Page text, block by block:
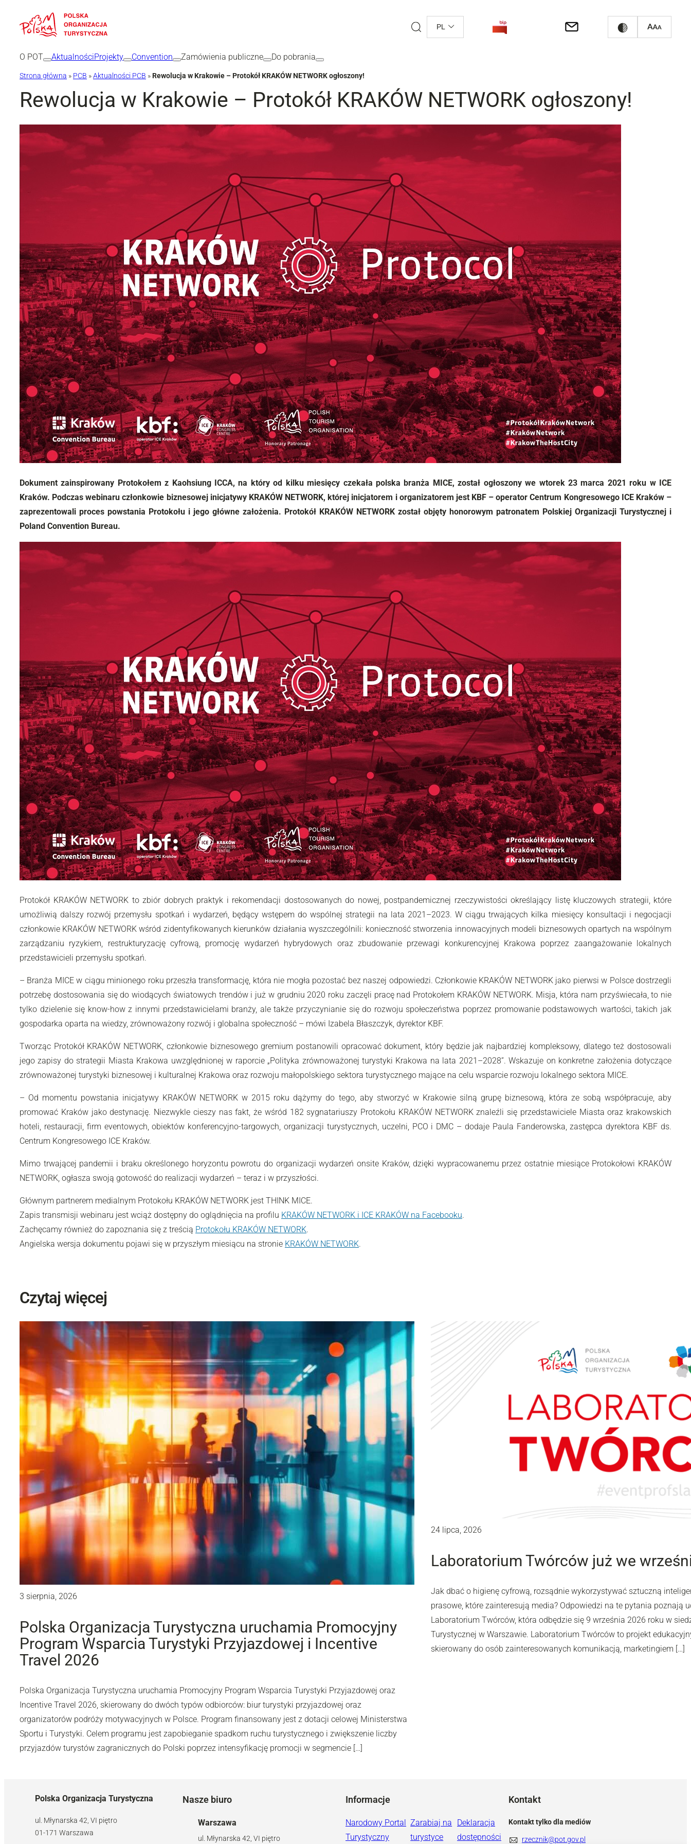
PL
O POT AktualnościProjekty Convention Zamówienia publiczne Do pobrania
Strona główna » PCB »Aktualności PCB »Rewolucja w Krakowie – Protokół KRAKÓW NETWORK ogłoszony!
Rewolucja w Krakowie – Protokół KRAKÓW NETWORK ogłoszony!
Dokument zainspirowany Protokołem z Kaohsiung ICCA, na który od kilku miesięcy czekała polska branża MICE, został ogłoszony we wtorek 23 marca 2021 roku w ICE
Kraków. Podczas webinaru członkowie biznesowej inicjatywy KRAKÓW NETWORK, której inicjatorem i organizatorem jest KBF – operator Centrum Kongresowego ICE Kraków –
zaprezentowali proces powstania Protokołu i jego główne założenia. Protokół KRAKÓW NETWORK został objęty honorowym patronatem Polskiej Organizacji Turystycznej i
Poland Convention Bureau.
Protokół KRAKÓW NETWORK to zbiór dobrych praktyk i rekomendacji dostosowanych do nowej, postpandemicznej rzeczywistości określający listę kluczowych strategii, które
umożliwią dalszy rozwój przemysłu spotkań i wydarzeń, będący wstępem do wspólnej strategii na lata 2021–2023. W ciągu trwających kilka miesięcy konsultacji i negocjacji
członkowie KRAKÓW NETWORK wśród zidentyfikowanych kierunków działania wyszczególnili: konieczność stworzenia innowacyjnych modeli biznesowych opartych na wspólnym
zarządzaniu ryzykiem, restrukturyzację cyfrową, promocję wydarzeń hybrydowych oraz zbudowanie przewagi konkurencyjnej Krakowa poprzez zaangażowanie lokalnych
przedstawicieli przemysłu spotkań.
– Branża MICE w ciągu minionego roku przeszła transformację, która nie mogła pozostać bez naszej odpowiedzi. Członkowie KRAKÓW NETWORK jako pierwsi w Polsce dostrzegli
potrzebę dostosowania się do wiodących światowych trendów i już w grudniu 2020 roku zaczęli pracę nad Protokołem KRAKÓW NETWORK. Misja, która nam przyświecała, to nie
tylko dzielenie się know-how z innymi przedstawicielami branży, ale także przyczynianie się do rozwoju społeczeństwa poprzez promowanie podstawowych wartości, takich jak
gospodarka oparta na wiedzy, zrównoważony rozwój i globalna społeczność – mówi Izabela Błaszczyk, dyrektor KBF.
Tworząc Protokół KRAKÓW NETWORK, członkowie biznesowego gremium postanowili opracować dokument, który będzie jak najbardziej kompleksowy, dlatego też dostosowali
jego zapisy do strategii Miasta Krakowa uwzględnionej w raporcie „Polityka zrównoważonej turystyki Krakowa na lata 2021–2028”. Wskazuje on konkretne założenia dotyczące
zrównoważonej turystyki biznesowej i kulturalnej Krakowa oraz rozwoju małopolskiego sektora turystycznego mające na celu wsparcie rozwoju lokalnego sektora MICE.
– Od momentu powstania inicjatywy KRAKÓW NETWORK w 2015 roku dążymy do tego, aby stworzyć w Krakowie silną grupę biznesową, która ze sobą współpracuje, aby
promować Kraków jako destynację. Niezwykle cieszy nas fakt, że wśród 182 sygnatariuszy Protokołu KRAKÓW NETWORK znaleźli się przedstawiciele Miasta oraz krakowskich
hoteli, restauracji, firm eventowych, obiektów konferencyjno-targowych, organizacji turystycznych, uczelni, PCO i DMC – dodaje Paula Fanderowska, zastępca dyrektora KBF ds.
Centrum Kongresowego ICE Kraków.
Mimo trwającej pandemii i braku określonego horyzontu powrotu do organizacji wydarzeń onsite Kraków, dzięki wypracowanemu przez ostatnie miesiące Protokołowi KRAKÓW
NETWORK, ogłasza swoją gotowość do realizacji wydarzeń – teraz i w przyszłości.
Głównym partnerem medialnym Protokołu KRAKÓW NETWORK jest THINK MICE.
Zapis transmisji webinaru jest wciąż dostępny do oglądnięcia na profilu KRAKÓW NETWORK i ICE KRAKÓW na Facebooku.
Zachęcamy również do zapoznania się z treścią Protokołu KRAKÓW NETWORK.
Angielska wersja dokumentu pojawi się w przyszłym miesiącu na stronie KRAKÓW NETWORK.
Czytaj więcej
3 sierpnia, 2026
Polska Organizacja Turystyczna uruchamia Promocyjny
Program Wsparcia Turystyki Przyjazdowej i Incentive
Travel 2026
Polska Organizacja Turystyczna uruchamia Promocyjny Program Wsparcia Turystyki Przyjazdowej oraz
Incentive Travel 2026, skierowany do dwóch typów odbiorców: biur turystyki przyjazdowej oraz
organizatorów podróży motywacyjnych w Polsce. Program finansowany jest z dotacji celowej Ministerstwa
Sportu i Turystyki. Celem programu jest zapobieganie spadkom ruchu turystycznego i zwiększenie liczby
przyjazdów turystów zagranicznych do Polski poprzez intensyfikację promocji w segmencie […]
24 lipca, 2026
Laboratorium Twórców już we
Jak dbać o higienę cyfrową, rozsądnie wykorzystywać sztuczną
prasowe, które zainteresują media? Odpowiedzi na te pytania poznają
Laboratorium Twórców, która odbędzie się 9 września 2026 roku w
Turystycznej w Warszawie. Laboratorium Twórców to projekt
skierowany do osób zainteresowanych komunikacją, marketingiem […]
Polska Organizacja Turystyczna
ul. Młynarska 42, VI piętro
01-171 Warszawa
Nasze biuro
Warszawa
ul. Młynarska 42, VI piętro
Informacje
Narodowy Portal
Turystyczny
Zarabiaj na
turystyce
Deklaracja
dostępności
Kontakt
Kontakt tylko dla mediów
rzecznik@pot.gov.pl